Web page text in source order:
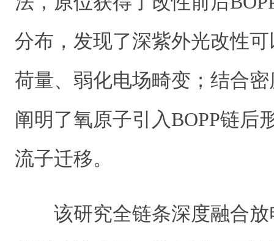
分布，发现了深紫外光改性
荷量、弱化电场畸变；结合
阐明了氧原子引入BOPP链后
流子迁移。
该研究全链条深度融合